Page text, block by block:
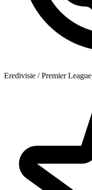
Eredivisie / Premier League